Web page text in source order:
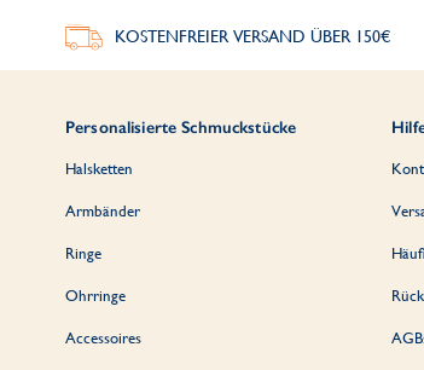
KOSTENFREIER VERSAND ÜBER 150€
Personalisierte Schmuckstücke
Halsketten
Armbänder
Ringe
Ohrringe
Accessoires